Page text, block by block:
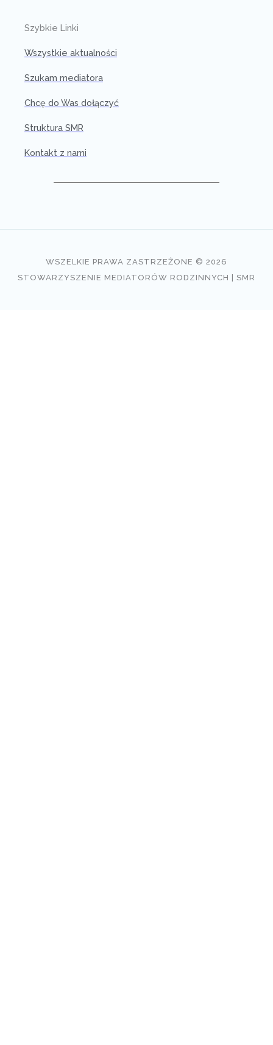
Szybkie Linki
Wszystkie aktualności
Szukam mediatora
Chcę do Was dołączyć
Struktura SMR
Kontakt z nami
WSZELKIE PRAWA ZASTRZEŻONE © 2026
STOWARZYSZENIE MEDIATORÓW RODZINNYCH | SMR